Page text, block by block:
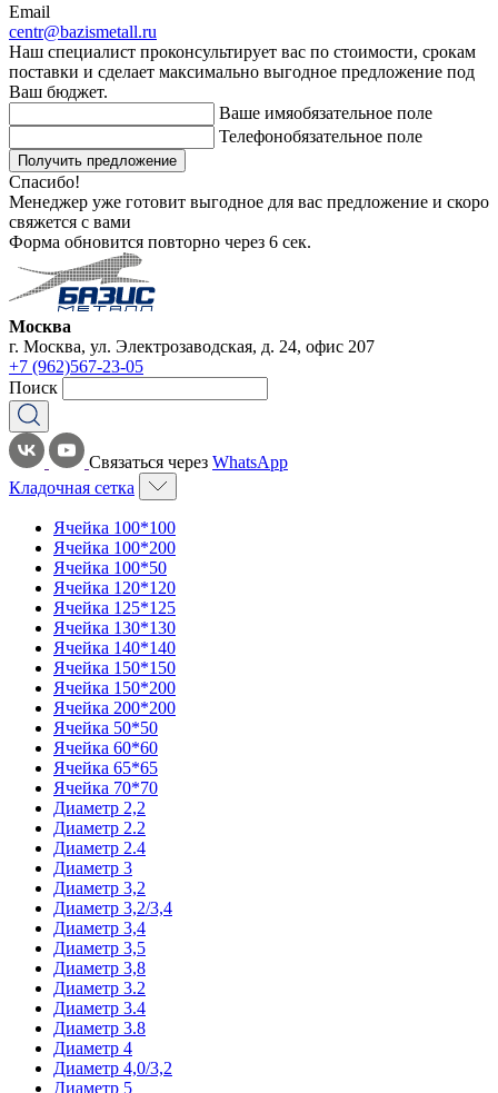
Email
centr@bazismetall.ru
Наш специалист проконсультирует вас по стоимости, срокам
поставки и сделает максимально выгодное предложение под
Ваш бюджет.
Ваше имяобязательное поле
Телефонобязательное поле
Получить предложение
Спасибо!
Менеджер уже готовит выгодное для вас предложение и скоро
свяжется с вами
Форма обновится повторно через 6 сек.
Москва
г. Москва, ул. Электрозаводская, д. 24, офис 207
+7 (962)567-23-05
Поиск
Связаться через WhatsApp
Кладочная сетка
Ячейка 100*100
Ячейка 100*200
Ячейка 100*50
Ячейка 120*120
Ячейка 125*125
Ячейка 130*130
Ячейка 140*140
Ячейка 150*150
Ячейка 150*200
Ячейка 200*200
Ячейка 50*50
Ячейка 60*60
Ячейка 65*65
Ячейка 70*70
Диаметр 2,2
Диаметр 2.2
Диаметр 2.4
Диаметр 3
Диаметр 3,2
Диаметр 3,2/3,4
Диаметр 3,4
Диаметр 3,5
Диаметр 3,8
Диаметр 3.2
Диаметр 3.4
Диаметр 3.8
Диаметр 4
Диаметр 4,0/3,2
Диаметр 5